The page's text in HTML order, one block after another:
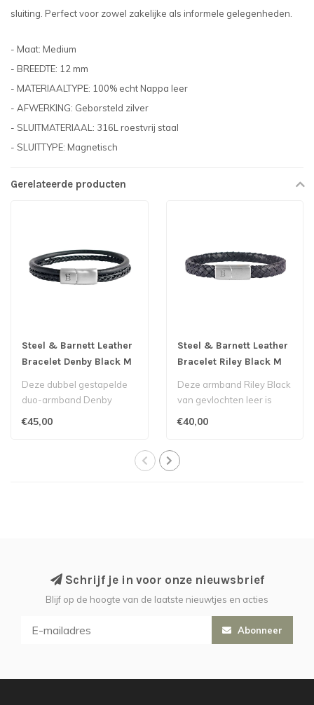
sluiting. Perfect voor zowel zakelijke als informele gelegenheden.
- Maat: Medium
- BREEDTE: 12 mm
- MATERIAALTYPE: 100% echt Nappa leer
- AFWERKING: Geborsteld zilver
- SLUITMATERIAAL: 316L roestvrij staal
- SLUITTYPE: Magnetisch
Gerelateerde producten
Steel & Barnett Leather
Bracelet Denby Black M
Deze dubbel gestapelde
duo-armband Denby
€45,00
Steel & Barnett Leather
Bracelet Riley Black M
Deze armband Riley Black
van gevlochten leer is
€40,00
Schrijf je in voor onze nieuwsbrief
Blijf op de hoogte van de laatste nieuwtjes en acties
Abonneer